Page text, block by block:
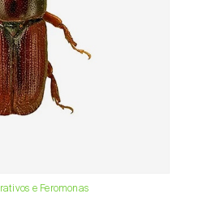
e Feromonas